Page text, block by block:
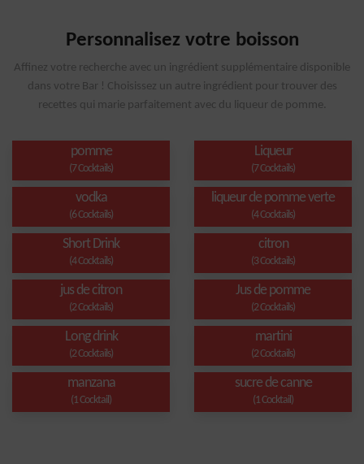
Personnalisez votre boisson
Affinez votre recherche avec un ingrédient supplémentaire disponible
dans votre Bar ! Choisissez un autre ingrédient pour trouver des
recettes qui marie parfaitement avec du liqueur de pomme.
pomme
(7 Cocktails)
Liqueur
(7 Cocktails)
vodka
(6 Cocktails)
liqueur de pomme verte
(4 Cocktails)
Short Drink
(4 Cocktails)
citron
(3 Cocktails)
jus de citron
(2 Cocktails)
Jus de pomme
(2 Cocktails)
Long drink
(2 Cocktails)
martini
(2 Cocktails)
manzana
(1 Cocktail)
sucre de canne
(1 Cocktail)